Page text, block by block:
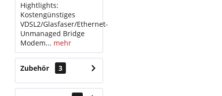
Hightlights:
Kostengünstiges
VDSL2/Glasfaser/Ethernet-
Unmanaged Bridge
Modem... mehr
Zubehör 3